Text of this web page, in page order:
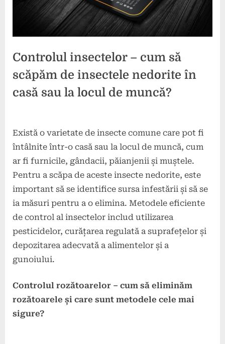
Controlul insectelor – cum să
scăpăm de insectele nedorite în
casă sau la locul de muncă?
on
aprilie
2024
Există o varietate de insecte comune care pot fi
întâlnite într-o casă sau la locul de muncă, cum
ar fi furnicile, gândacii, păianjenii și muștele.
Pentru a scăpa de aceste insecte nedorite, este
important să se identifice sursa infestării și să se
ia măsuri pentru a o elimina. Metodele eficiente
de control al insectelor includ utilizarea
pesticidelor, curățarea regulată a suprafețelor și
depozitarea adecvată a alimentelor și a
gunoiului.
Controlul rozătoarelor – cum să eliminăm
rozătoarele și care sunt metodele cele mai
sigure?